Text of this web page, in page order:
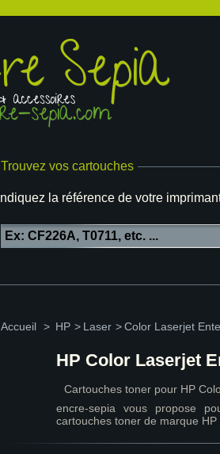
Trouvez vos cartouches
Indiquez la référence de votre
Accueil > HP > Laser >Color Laserjet
HP Color Laserjet
Cartouches toner pour HP
encre-sepia vous propose
cartouches toner de marque